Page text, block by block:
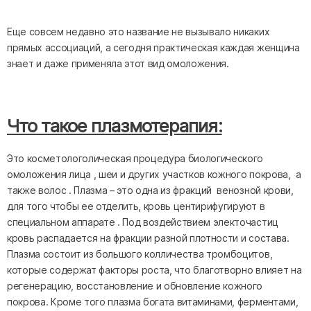
Еще совсем недавно это название не вызывало никаких
прямых ассоциаций, а сегодня практическая каждая женщина
знает и даже применяла этот вид омоложения.
Что такое плазмотерапия:
Это косметологолическая процедура биологического
омоложения лица , шеи и других участков кожного покрова, а
также волос . Плазма – это одна из фракций венозной крови,
для того чтобы ее отделить, кровь центирифугируют в
специальном аппарате . Под воздействием электочастиц
кровь распадается на фракции разной плотности и состава.
Плазма состоит из большого колличества тромбоцитов,
которые содержат факторы роста, что благотворно влияет на
регенерацию, восстановление и обновление кожного
покрова. Кроме того плазма богата витаминами, ферментами,